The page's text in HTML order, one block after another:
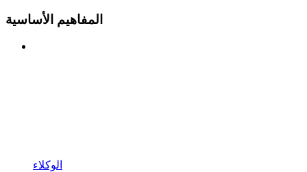
المفاهيم الأساسية
الوكلاء